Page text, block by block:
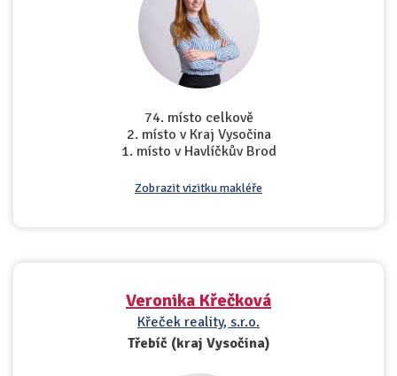
74. místo celkově
2. místo v Kraj Vysočina
1. místo v Havlíčkův Brod
Zobrazit vizitku makléře
Veronika Křečková
Křeček reality, s.r.o.
Třebíč (kraj Vysočina)